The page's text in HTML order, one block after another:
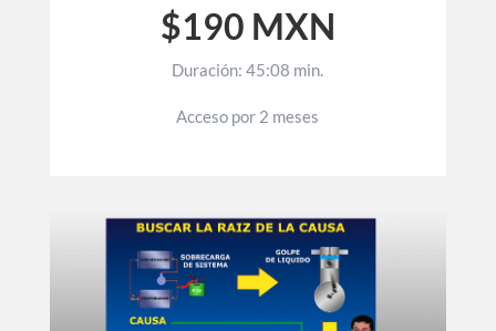
$190 MXN
Duración: 45:08 min.
Acceso por 2 meses